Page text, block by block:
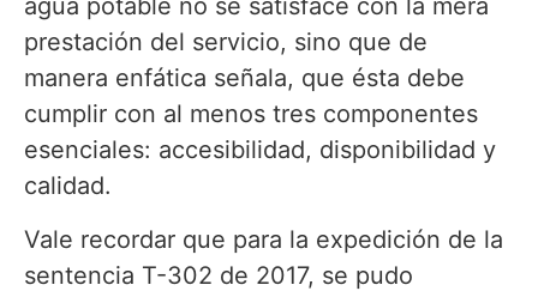
agua potable no se satisface con la mera
prestación del servicio, sino que de
manera enfática señala, que ésta debe
cumplir con al menos tres componentes
esenciales: accesibilidad, disponibilidad y
calidad.
Vale recordar que para la expedición de la
sentencia T-302 de 2017, se pudo